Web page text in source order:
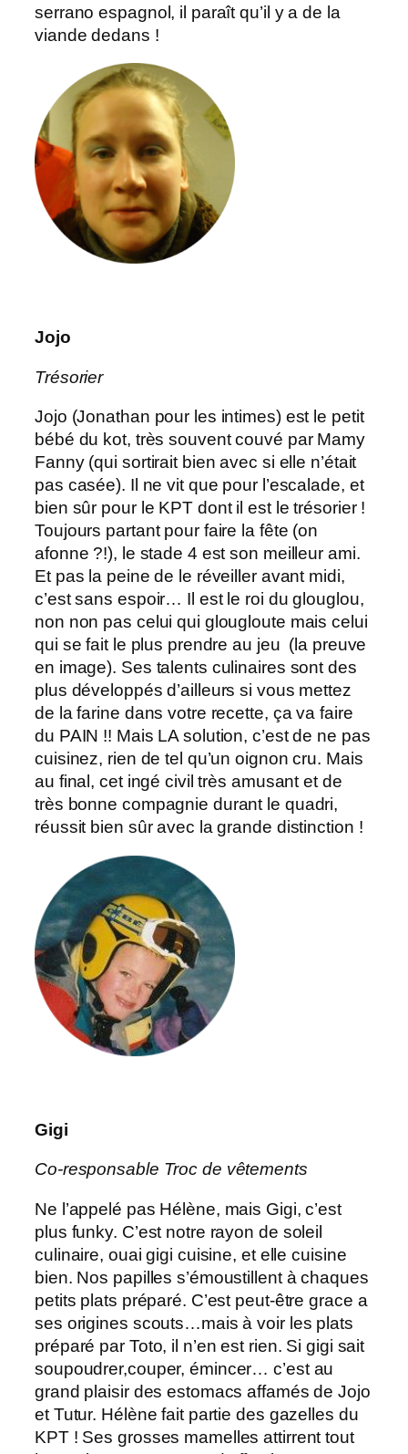
serrano espagnol, il paraît qu’il y a de la
viande dedans !
Jojo
Trésorier
Jojo (Jonathan pour les intimes) est le petit
bébé du kot, très souvent couvé par Mamy
Fanny (qui sortirait bien avec si elle n’était
pas casée). Il ne vit que pour l’escalade, et
bien sûr pour le KPT dont il est le trésorier !
Toujours partant pour faire la fête (on
afonne ?!), le stade 4 est son meilleur ami.
Et pas la peine de le réveiller avant midi,
c’est sans espoir… Il est le roi du glouglou,
non non pas celui qui glougloute mais celui
qui se fait le plus prendre au jeu (la preuve
en image). Ses talents culinaires sont des
plus développés d’ailleurs si vous mettez
de la farine dans votre recette, ça va faire
du PAIN !! Mais LA solution, c’est de ne pas
cuisinez, rien de tel qu’un oignon cru. Mais
au final, cet ingé civil très amusant et de
très bonne compagnie durant le quadri,
réussit bien sûr avec la grande distinction !
Gigi
Co-responsable Troc de vêtements
Ne l’appelé pas Hélène, mais Gigi, c’est
plus funky. C’est notre rayon de soleil
culinaire, ouai gigi cuisine, et elle cuisine
bien. Nos papilles s’émoustillent à chaques
petits plats préparé. C’est peut-être grace a
ses origines scouts…mais à voir les plats
préparé par Toto, il n’en est rien. Si gigi sait
soupoudrer,couper, émincer… c’est au
grand plaisir des estomacs affamés de Jojo
et Tutur. Hélène fait partie des gazelles du
KPT ! Ses grosses mamelles attirrent tout